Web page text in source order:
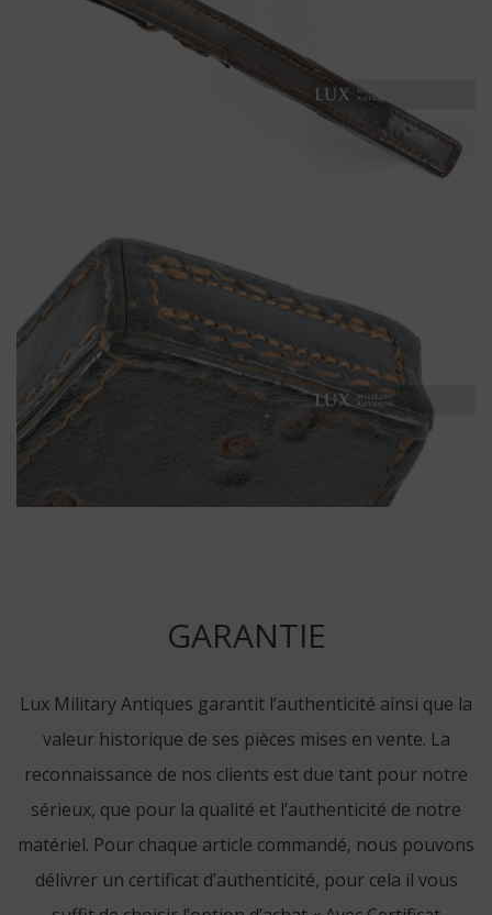
GARANTIE
Lux Military Antiques garantit l’authenticité ainsi que la
valeur historique de ses pièces mises en vente. La
reconnaissance de nos clients est due tant pour notre
sérieux, que pour la qualité et l’authenticité de notre
matériel. Pour chaque article commandé, nous pouvons
délivrer un certificat d’authenticité, pour cela il vous